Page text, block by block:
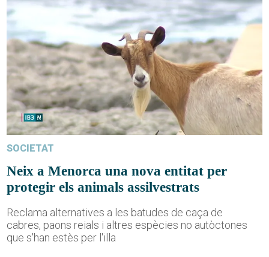
SOCIETAT
Neix a Menorca una nova entitat per
protegir els animals assilvestrats
Reclama alternatives a les batudes de caça de
cabres, paons reials i altres espècies no autòctones
que s'han estès per l'illa